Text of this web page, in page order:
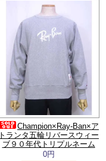
Champion×Ray-Ban×ア
トランタ五輪リバースウィー
ブ９０年代トリプルネーム
0円